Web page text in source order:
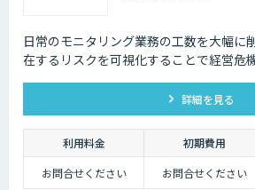
日常のモニタリング業務の工数を大幅に
在するリスクを可視化することで経営危
詳細を見る
利用料金 初期費用
お問合せください
お問合せください